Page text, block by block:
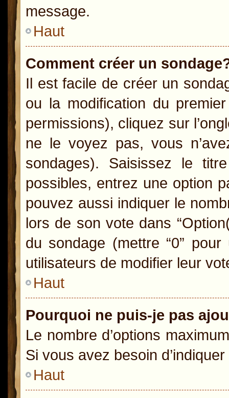
message.
Haut
Comment créer un
Il est facile de créer un
ou la modification du
permissions), cliquez sur
ne le voyez pas, vous
sondages). Saisissez le
possibles, entrez une option
pouvez aussi indiquer le
lors de son vote dans
du sondage (mettre “0”
utilisateurs de modifier leur
Haut
Pourquoi ne puis-je pas
Le nombre d’options
Si vous avez besoin
Haut